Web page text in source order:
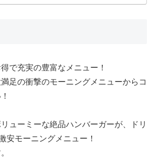
で充実の豊富なメニュー！
足の衝撃のモーニングメニューからコ
ューミーな絶品ハンバーガーが、ドリ
安モーニングメニュー！